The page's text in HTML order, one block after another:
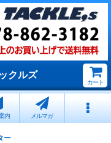
クルズ
カート
内 メルマガ
ー